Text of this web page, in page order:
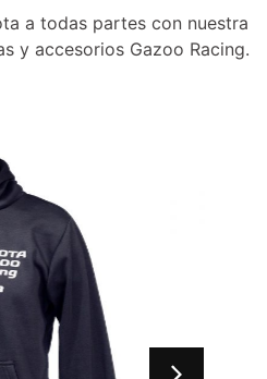
a todas partes con nuestra
y accesorios Gazoo Racing.